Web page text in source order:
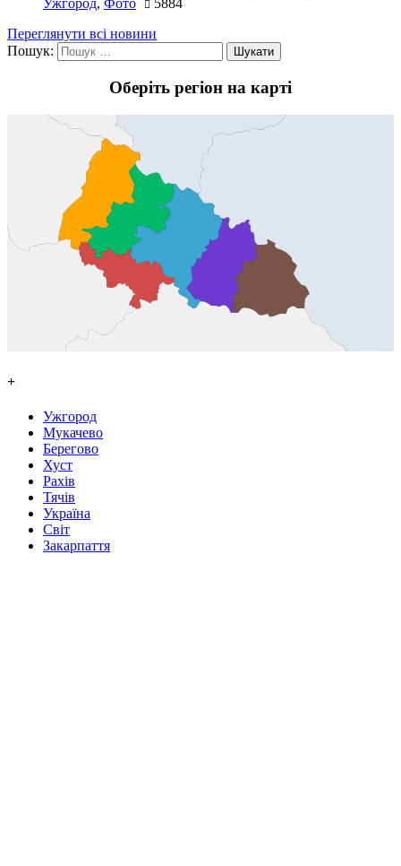
Ужгород, Фото
5884
Переглянути всі новини
Пошук:
Оберіть регіон на карті
+
Ужгород
Мукачево
Берегово
Хуст
Рахів
Тячів
Україна
Світ
Закарпаття